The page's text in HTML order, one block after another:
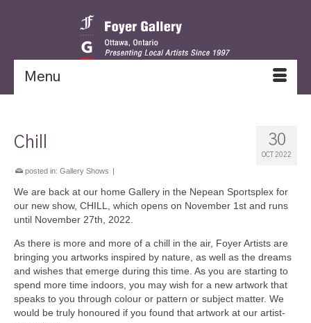
Menu
30
OCT 2022
Chill
posted in: Gallery Shows |
We are back at our home Gallery in the Nepean Sportsplex for
our new show, CHILL, which opens on November 1st and runs
until November 27th, 2022.
As there is more and more of a chill in the air, Foyer Artists are
bringing you artworks inspired by nature, as well as the dreams
and wishes that emerge during this time. As you are starting to
spend more time indoors, you may wish for a new artwork that
speaks to you through colour or pattern or subject matter. We
would be truly honoured if you found that artwork at our artist-